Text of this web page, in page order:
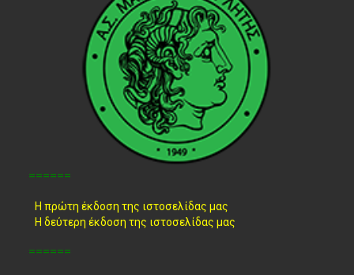
======
Η πρώτη έκδοση της ιστοσελίδας μας
Η δεύτερη έκδοση της ιστοσελίδας μας
======